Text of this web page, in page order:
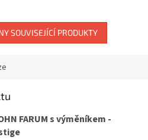
SOUVISEJÍCÍ PRODUKTY
FARUM s výměníkem -